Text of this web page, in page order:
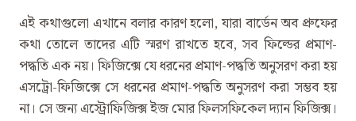
এই কথাগুলো এখানে বলার কারণ হলো, যারা বার্ডেন অব প্রুফের
কথা তোলে তাদের এটি স্মরণ রাখতে হবে, সব ফিল্ডের প্রমাণ-
পদ্ধতি এক নয়। ফিজিক্সে যে ধরনের প্রমাণ-পদ্ধতি অনুসরণ করা হয়
এসট্রো-ফিজিক্সে সে ধরনের প্রমাণ-পদ্ধতি অনুসরণ করা সম্ভব হয়
না। সে জন্য এস্ট্রোফিজিক্স ইজ মোর ফিলসফিকেল দ্যান ফিজিক্স।